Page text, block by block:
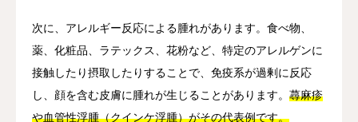
次に、アレルギー反応による腫れがあります。食べ物、
薬、化粧品、ラテックス、花粉など、特定のアレルゲンに
接触したり摂取したりすることで、免疫系が過剰に反応
し、顔を含む皮膚に腫れが生じることがあります。 蕁麻疹
や血管性浮腫（クインケ浮腫）がその代表例です。